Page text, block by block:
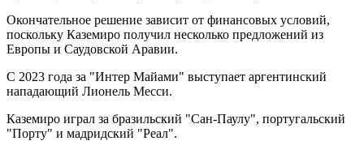
Окончательное решение зависит от финансовых условий,
поскольку Каземиро получил несколько предложений из
Европы и Саудовской Аравии.
С 2023 года за "Интер Майами" выступает аргентинский
нападающий Лионель Месси.
Каземиро играл за бразильский "Сан-Паулу", португальский
"Порту" и мадридский "Реал".